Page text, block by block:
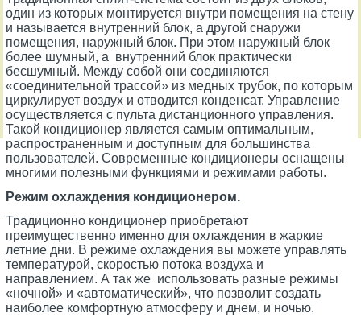
один из которых монтируется внутри помещения на стену
и называется внутренний блок, а другой снаружи
помещения, наружный блок. При этом наружный блок
более шумный, а внутренний блок практически
бесшумный. Между собой они соединяются
«соединительной трассой» из медных трубок, по которым
циркулирует воздух и отводится конденсат. Управление
осуществляется с пульта дистанционного управления.
Такой кондиционер является самым оптимальным,
распространенным и доступным для большинства
пользователей. Современные кондиционеры оснащены
многими полезными функциями и режимами работы.
Режим охлаждения кондиционером.
Традиционно кондиционер приобретают
преимущественно именно для охлаждения в жаркие
летние дни. В режиме охлаждения вы можете управлять
температурой, скоростью потока воздуха и
направлением. А так же использовать разные режимы
«ночной» и «автоматический», что позволит создать
наиболее комфортную атмосферу и днем, и ночью.